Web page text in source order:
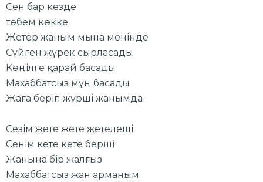
Сен бар кезде
төбем көкке
Жетер жаным мына менінде
Сүйген жүрек сырласады
Көңілге қарай басады
Махаббатсыз мұң басады
Жаға беріп жүрші жанымда
Сезім жете жете жетелеші
Сенім кете кете берші
Жанына бір жалғыз
Махаббатсыз жан арманым